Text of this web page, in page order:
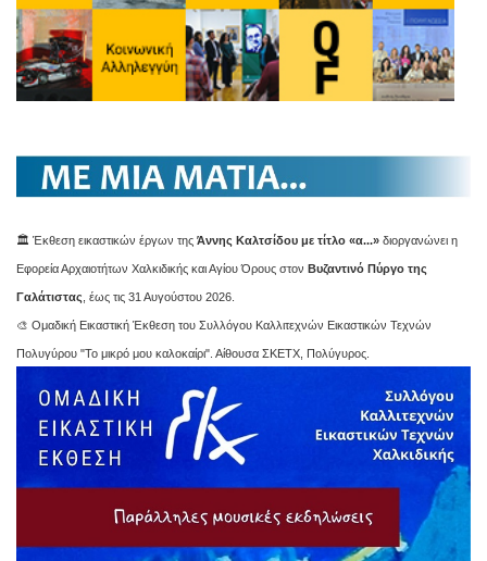
🏛️ Έκθεση εικαστικών έργων της Άννης Καλτσίδου με τίτλο «α...» διοργανώνει η
Εφορεία Αρχαιοτήτων Χαλκιδικής και Αγίου Όρους στον Βυζαντινό Πύργο της
Γαλάτιστας , έως τις 31 Αυγούστου 2026.
🎨 Ομαδική Εικαστική Έκθεση του Συλλόγου Καλλιτεχνών Εικαστικών Τεχνών
Πολυγύρου "Το μικρό μου καλοκαίρι". Αίθουσα ΣΚΕΤΧ, Πολύγυρος.